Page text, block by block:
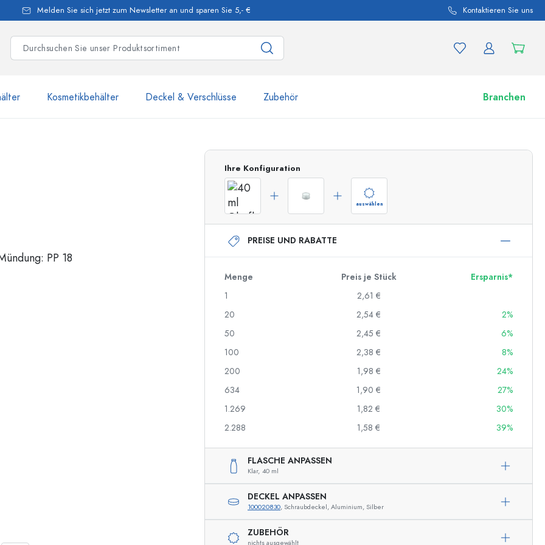
Melden Sie sich jetzt zum Newsletter an und sparen Sie 5,- € Kontaktieren Sie uns
Kosmetikbehälter Deckel & Verschlüsse Zubehör Branchen
500 ml Flaschen
750 ml Flaschen
1000 ml Flaschen
Airless Dispenser
Einmachflaschen
Flaschen mit Motiv
Weihnachtsflaschen
Dekorative Flaschen
Zylinderflaschen
Glas- & Weinballons
Zu den Gläsern
Jetzt einkaufen
Beispielhafte Darstellung
Ihre Konfiguration
auswählen
PREISE UND RABATTE
Menge Preis je Stück
Ersparnis*
1
2,61 €
20
2,54 €
2%
50
2,45 €
6%
100
2,38 €
8%
200
1,98 €
24%
634
1,90 €
27%
1.269
1,82 €
30%
2.288
1,58 € 39%
FLASCHE ANPASSEN
Klar, 40 ml
DECKEL ANPASSEN
100020830, Schraubdeckel, Aluminium, Silber
ZUBEHÖR
nichts ausgewählt